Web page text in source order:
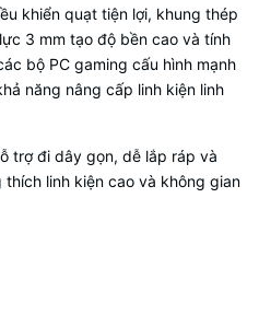
khiển quạt tiện lợi, khung thép
3 mm tạo độ bền cao và tính
bộ PC gaming cấu hình mạnh
năng nâng cấp linh kiện linh
trợ đi dây gọn, dễ lắp ráp và
linh kiện cao và không gian